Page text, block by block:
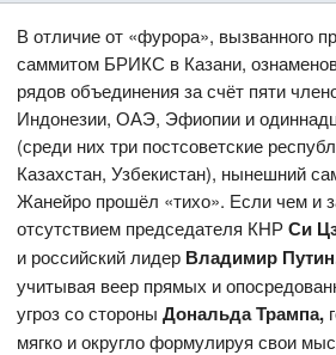
В отличие от «фурора», вызванного
саммитом БРИКС в Казани,
рядов объединения за счёт пяти
Индонезии, ОАЭ, Эфиопии и
(среди них три постсоветские
Казахстан, Узбекистан), нынешний
Жанейро прошёл «тихо». Если чем и
отсутствием председателя КНРСи
и российский лидер Владимир
учитывая веер прямых и
угроз со стороныДональда Трампа,
мягко и округло формулируя свои